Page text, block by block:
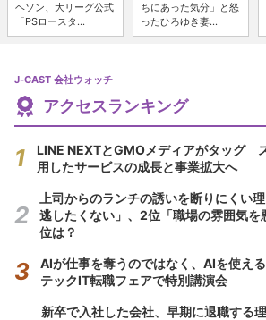
ヘソン、大リーグ公式
「PSロースタ...
ちにあった気分」と怒
ったひろゆき妻...
J-CAST 会社ウォッチ
アクセスランキング
LINE NEXTとGMOメディアがタッグ
用したサービスの成長と事業拡大へ
上司からのランチの誘いを断りにく
逃したくない」、2位「職場の雰囲気を
位は？
AIが仕事を奪うのではなく、AIを使え
テックIT転職フェアで特別講演会
新卒で入社した会社、早期に退職する